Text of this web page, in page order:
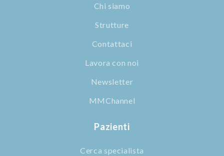
Chi siamo
Strutture
Contattaci
Lavora con noi
Newsletter
MMChannel
Pazienti
Cerca specialista